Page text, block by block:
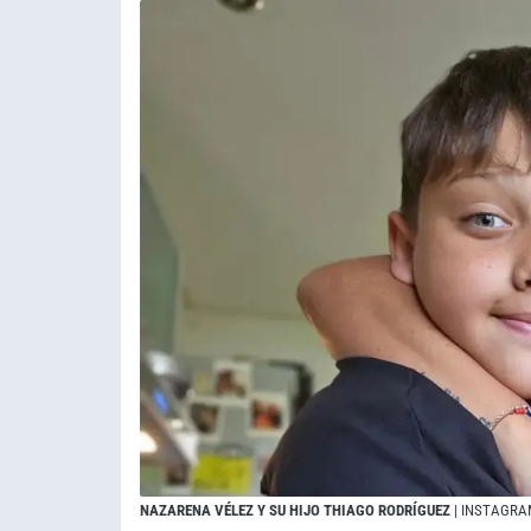
NAZARENA VÉLEZ Y SU HIJO THIAGO RODRÍGUEZ |